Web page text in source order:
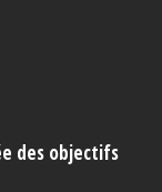
des objectifs